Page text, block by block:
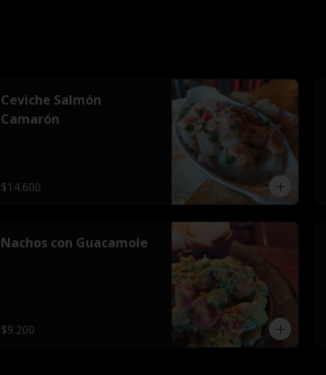
Ceviche Salmón
Camarón
$14.600
Nachos con Guacamole
$9.200